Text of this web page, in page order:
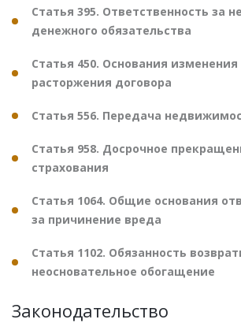
Статья 395. Ответственность за
денежного обязательства
Статья 450. Основания изменения
расторжения договора
Статья 556. Передача
Статья 958. Досрочное
страхования
Статья 1064. Общие основания
за причинение вреда
Статья 1102. Обязанность
неосновательное обогащение
Законодательство